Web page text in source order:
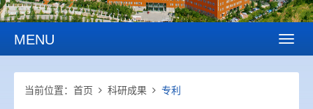
MENU
当前位置： 首页 科研成果 专利